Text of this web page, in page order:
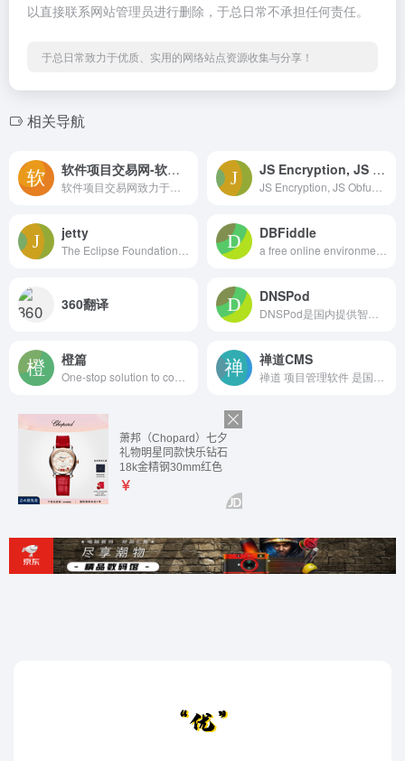
以直接联系网站管理员进行删除，于总日常不承担任何责任。
于总日常致力于优质、实用的网络站点资源收集与分享！
相关导航
软件项目交易网-软件外包平台 JS Encryption, JS Online Encryption, JS Online Obfuscation, Irreversible JS Encryption, JS Obfuscation – Safekodo Code Encryption
jetty DBFiddle
360翻译 DNSPod
橙篇 禅道CMS